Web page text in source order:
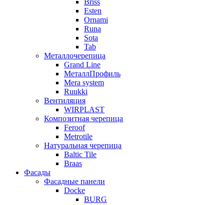
Esten
Ornami
Runa
Sota
Tab
Металлочерепица
Grand Line
МеталлПрофиль
Mera system
Ruukki
Вентиляция
WIRPLAST
Композитная черепица
Feroof
Metrotile
Натуральная черепица
Baltic Tile
Braas
Фасады
Фасадные панели
Docke
BURG